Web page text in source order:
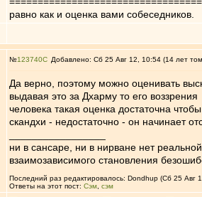
равно как и оценка вами собеседников.
№123740 Добавлено: Сб 25 Авг 12, 10:54 (14 лет
Да верно, поэтому можно оценивать
выдавая это за Дхарму то его
человека такая оценка достаточна
скандхи - недостаточно - он начинает
ни в сансаре, ни в нирване нет
взаимозависимого становления
Последний раз редактировалось: Dondhup (Сб 25 Авг
Ответы на этот пост: Сэм сэм